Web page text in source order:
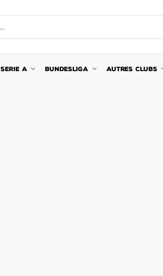
SERIE A BUNDESLIGA AUTRES CLUBS